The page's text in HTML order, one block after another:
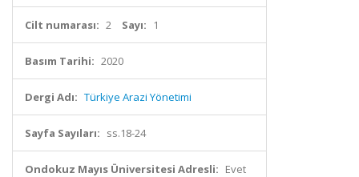
Cilt numarası: 2 Sayı: 1
Basım Tarihi: 2020
Dergi Adı: Türkiye Arazi Yönetimi
Sayfa Sayıları: ss.18-24
Ondokuz Mayıs Üniversitesi Adresli: Evet